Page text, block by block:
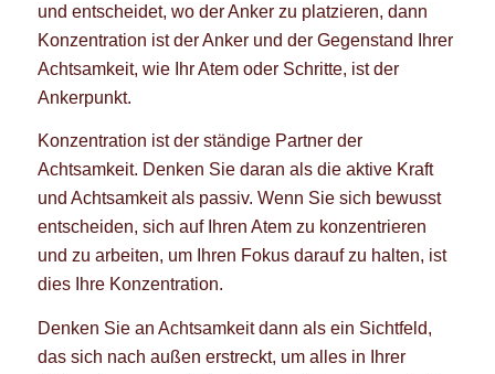
und entscheidet, wo der Anker zu platzieren, dann
Konzentration ist der Anker und der Gegenstand Ihrer
Achtsamkeit, wie Ihr Atem oder Schritte, ist der
Ankerpunkt.
Konzentration ist der ständige Partner der
Achtsamkeit. Denken Sie daran als die aktive Kraft
und Achtsamkeit als passiv. Wenn Sie sich bewusst
entscheiden, sich auf Ihren Atem zu konzentrieren
und zu arbeiten, um Ihren Fokus darauf zu halten, ist
dies Ihre Konzentration.
Denken Sie an Achtsamkeit dann als ein Sichtfeld,
das sich nach außen erstreckt, um alles in Ihrer